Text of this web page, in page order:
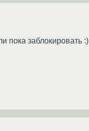
пока заблокировать :)